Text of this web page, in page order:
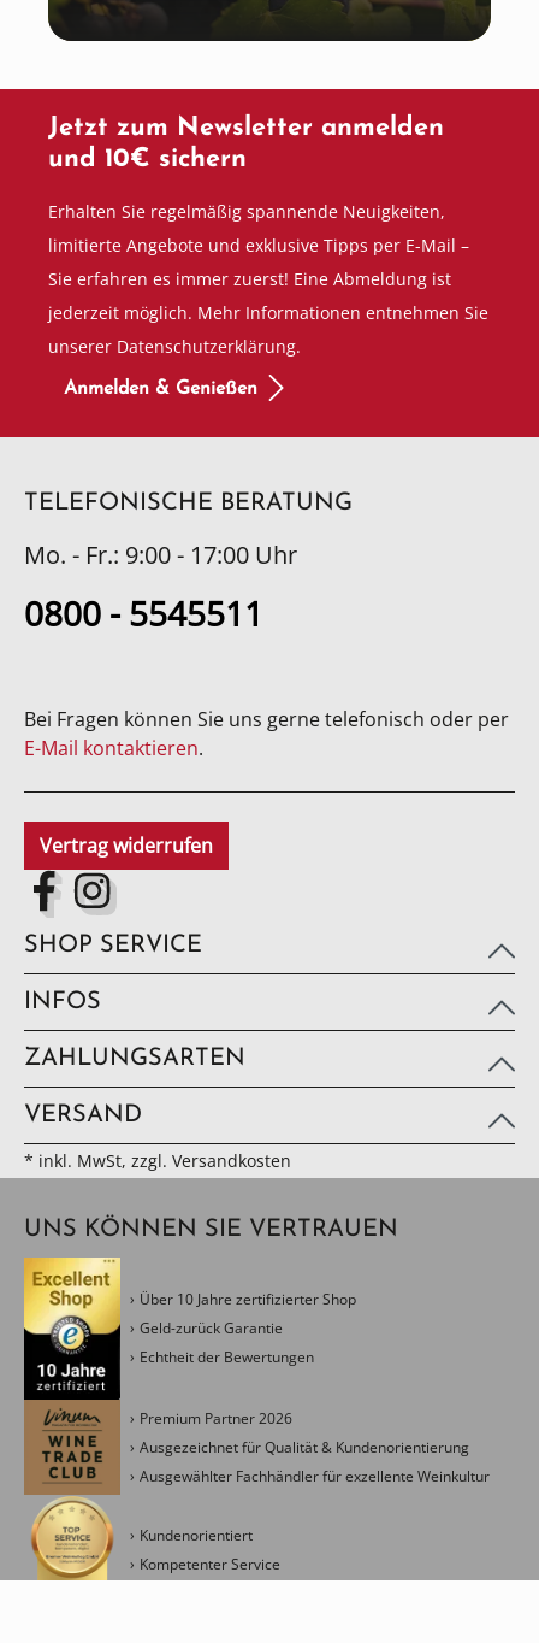
Jetzt zum Newsletter anmelden
und 10€ sichern
Erhalten Sie regelmäßig spannende Neuigkeiten,
limitierte Angebote und exklusive Tipps per E-Mail –
Sie erfahren es immer zuerst! Eine Abmeldung ist
jederzeit möglich. Mehr Informationen entnehmen Sie
unserer Datenschutzerklärung.
Anmelden & Genießen
TELEFONISCHE BERATUNG
Mo. - Fr.: 9:00 - 17:00 Uhr
0800 - 5545511
Bei Fragen können Sie uns gerne telefonisch oder per
E-Mail kontaktieren.
Vertrag widerrufen
SHOP SERVICE
INFOS
ZAHLUNGSARTEN
VERSAND
* inkl. MwSt, zzgl. Versandkosten
UNS KÖNNEN SIE VERTRAUEN
Über 10 Jahre zertifizierter Shop
Geld-zurück Garantie
Echtheit der Bewertungen
Premium Partner 2026
Ausgezeichnet für Qualität & Kundenorientierung
Ausgewählter Fachhändler für exzellente Weinkultur
Kundenorientiert
Kompetenter Service